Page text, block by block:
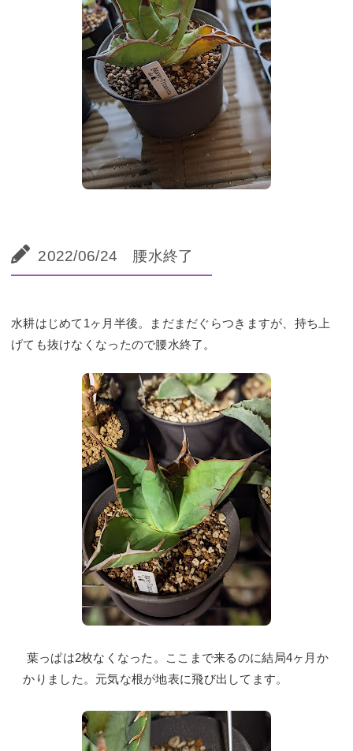
2022/06/24 腰水終了
水耕はじめて1ヶ月半後。まだまだぐらつきますが、持ち上
げても抜けなくなったので腰水終了。
葉っぱは2枚なくなった。ここまで来るのに結局4ヶ月か
かりました。元気な根が地表に飛び出してます。